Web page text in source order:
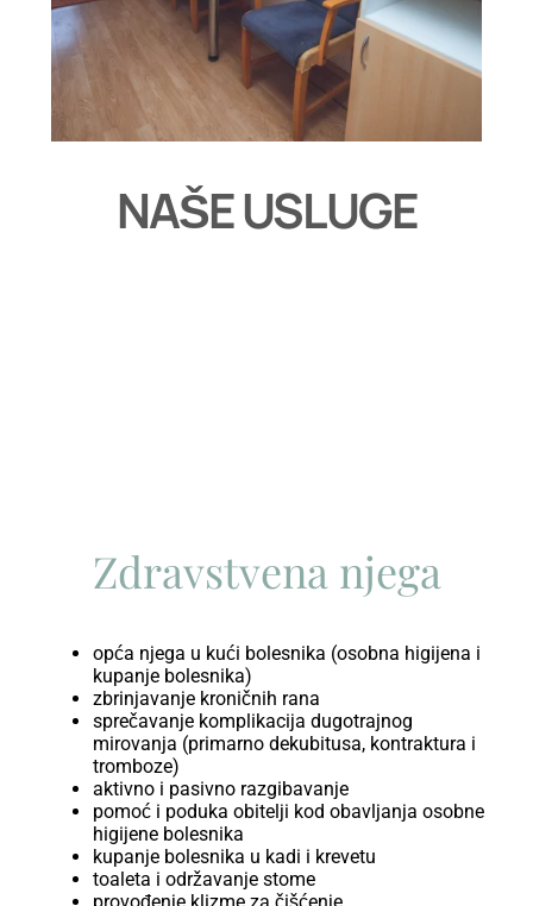
NAŠE USLUGE
Zdravstvena njega
opća njega u kući bolesnika (osobna higijena i
kupanje bolesnika)
zbrinjavanje kroničnih rana
sprečavanje komplikacija dugotrajnog
mirovanja (primarno dekubitusa, kontraktura i
tromboze)
aktivno i pasivno razgibavanje
pomoć i poduka obitelji kod obavljanja osobne
higijene bolesnika
kupanje bolesnika u kadi i krevetu
toaleta i održavanje stome